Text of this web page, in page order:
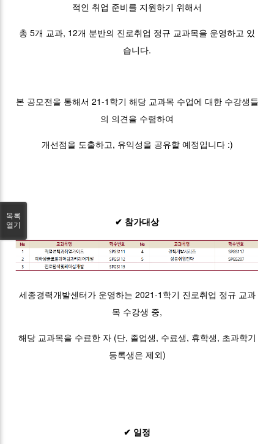
적인 취업 준비를 지원하기 위해서
총 5개 교과, 12개 분반의 진로취업 정규 교과목을 운영하고 있
습니다.
본 공모전을 통해서 21-1학기 해당 교과목 수업에 대한 수강생들
의 의견을 수렴하여
개선점을 도출하고, 유익성을 공유할 예정입니다 :)​
✔ 참가대상
세종경력개발센터가 운영하는 2021-1학기 진로취업 정규 교과
목 수강생 중,
해당 교과목을 수료한 자 (단, 졸업생, 수료생, 휴학생, 초과학기
등록생은 제외)
✔ 일정
목록
열기